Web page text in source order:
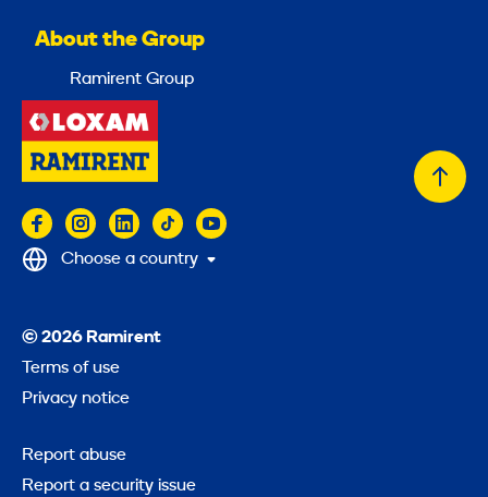
About the Group
Ramirent Group
Back
© 2026 Ramirent
Terms of use
Privacy notice
Report abuse
Report a security issue
Choose a country